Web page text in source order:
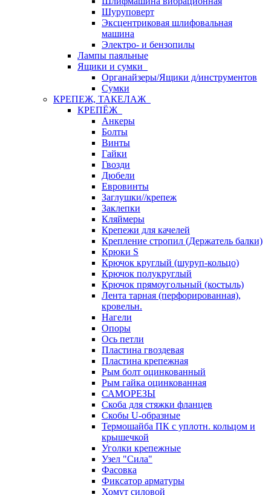
Шуруповерт
Эксцентриковая шлифовальная
машина
Электро- и бензопилы
Лампы паяльные
Ящики и сумки
Органайзеры/Ящики д/инструментов
Сумки
КРЕПЕЖ, ТАКЕЛАЖ
КРЕПЁЖ
Анкеры
Болты
Винты
Гайки
Гвозди
Дюбели
Евровинты
Заглушки//крепеж
Заклепки
Кляймеры
Крепежи для качелей
Крепление стропил (Держатель балки)
Крюки S
Крючок круглый (шуруп-кольцо)
Крючок полукруглый
Крючок прямоугольный (костыль)
Лента тарная (перфорированная),
кровельн.
Нагели
Опоры
Ось петли
Пластина гвоздевая
Пластина крепежная
Рым болт оцинкованный
Рым гайка оцинкованная
САМОРЕЗЫ
Скоба для стяжки фланцев
Скобы U-образные
Термошайба ПК с уплотн. кольцом и
крышечкой
Уголки крепежные
Узел "Сила"
Фасовка
Фиксатор арматуры
Хомут силовой